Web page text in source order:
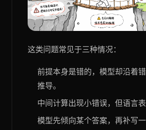
这类问题常见于三种情况：
前提本身是错的，模型却沿着
推导。
中间计算出现小错误，但语言表
模型先倾向某个答案，再补写